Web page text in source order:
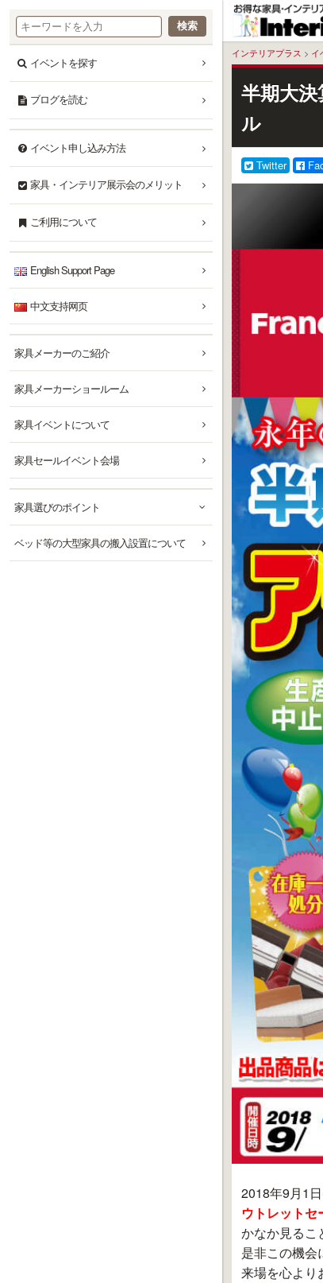
本
へインテリアプラス > イ
半期大
ル
Twitter
2018年9月1日
ウトレットセ
かなか見るこ
是非この機会
来場を心より
イベントを探す
ブログを読む
イベント申し込み方法
家具・インテリア展示会のメリット
ご利用について
English Support Page
中文支持网页
家具メーカーのご紹介
家具メーカーショールーム
家具イベントについて
家具セールイベント会場
家具選びのポイント
ベッド等の大型家具の搬入設置について